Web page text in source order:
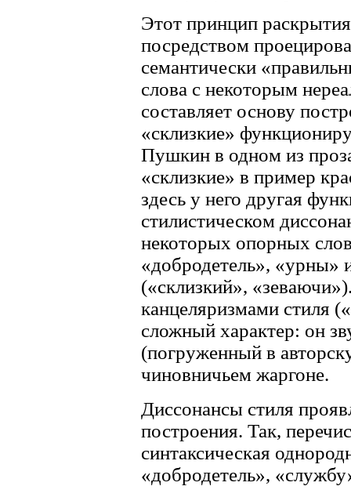
Этот принцип
посредством
семантически
слова с некоторым
составляет основу
«склизкие»
Пушкин в одном из
«склизкие» в пример
здесь у него другая
стилистическом
некоторых опорных
«добродетель», «урны»
(«склизкий»,
канцеляризмами стиля
сложный характер: он
(погруженный в
чиновничьем жаргоне.
Диссонансы стиля
построения. Так,
синтаксическая
«добродетель»,